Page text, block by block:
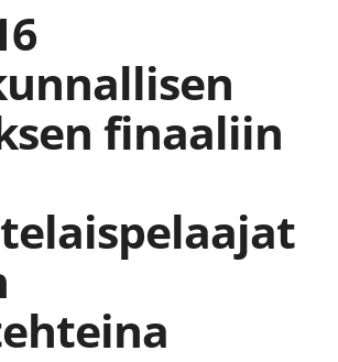
finaaliin